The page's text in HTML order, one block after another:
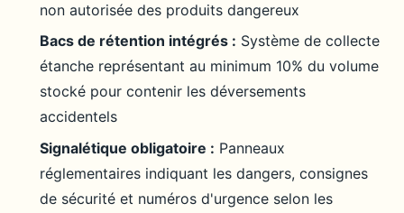
non autorisée des produits dangereux
Bacs de rétention intégrés : Système de collecte
étanche représentant au minimum 10% du volume
stocké pour contenir les déversements
accidentels
Signalétique obligatoire : Panneaux
réglementaires indiquant les dangers, consignes
de sécurité et numéros d'urgence selon les